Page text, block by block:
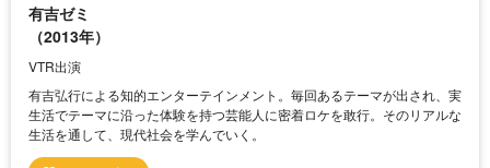
有吉ゼミ
（2013年）
VTR出演
有吉弘行による知的エンターテインメント。毎回あるテーマが出され、実
生活でテーマに沿った体験を持つ芸能人に密着ロケを敢行。そのリアルな
生活を通して、現代社会を学んでいく。